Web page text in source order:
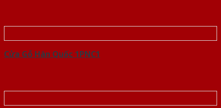
Cửa Gỗ Hàn Quốc 1PNC1